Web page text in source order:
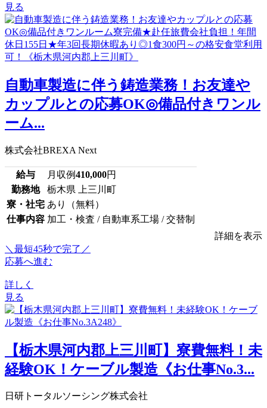
見る
自動車製造に伴う鋳造業務！お友達や
カップルとの応募OK◎備品付きワンル
ーム...
株式会社BREXA Next
給与 月収例410,000円
勤務地
栃木県 上三川町
寮・社宅 あり（無料）
仕事内容 加工・検査 / 自動車系工場 / 交替制
詳細を表示
＼最短45秒で完了／
応募へ進む
詳しく
見る
【栃木県河内郡上三川町】寮費無料！未
経験OK！ケーブル製造《お仕事No.3...
日研トータルソーシング株式会社